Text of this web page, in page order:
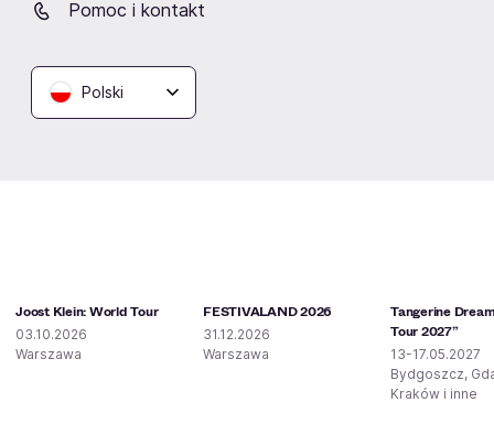
Pomoc i kontakt
Polski
Podobne wydarzenia
Joost Klein: World Tour
03.10.2026
Warszawa
FESTIVALAND 2026
31.12.2026
Warszawa
Tangerine
Tour 2027”
13-17.05.2027
Bydgoszcz,
Kraków i inne